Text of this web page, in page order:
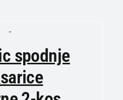
spodnje